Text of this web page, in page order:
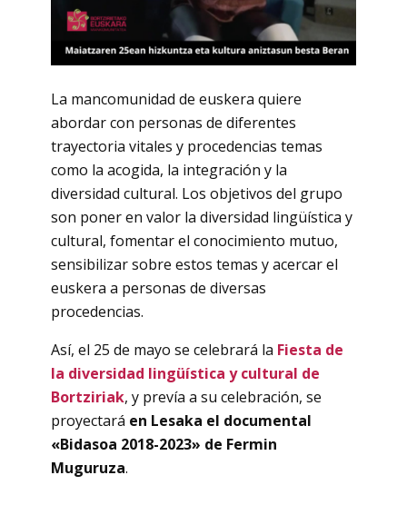
La mancomunidad de euskera quiere
abordar con personas de diferentes
trayectoria vitales y procedencias temas
como la acogida, la integración y la
diversidad cultural. Los objetivos del grupo
son poner en valor la diversidad lingüística y
cultural, fomentar el conocimiento mutuo,
sensibilizar sobre estos temas y acercar el
euskera a personas de diversas
procedencias.
Así, el 25 de mayo se celebrará la Fiesta de
la diversidad lingüística y cultural de
Bortziriak, y prevía a su celebración, se
proyectará en Lesaka el documental
«Bidasoa 2018-2023» de Fermin
Muguruza.